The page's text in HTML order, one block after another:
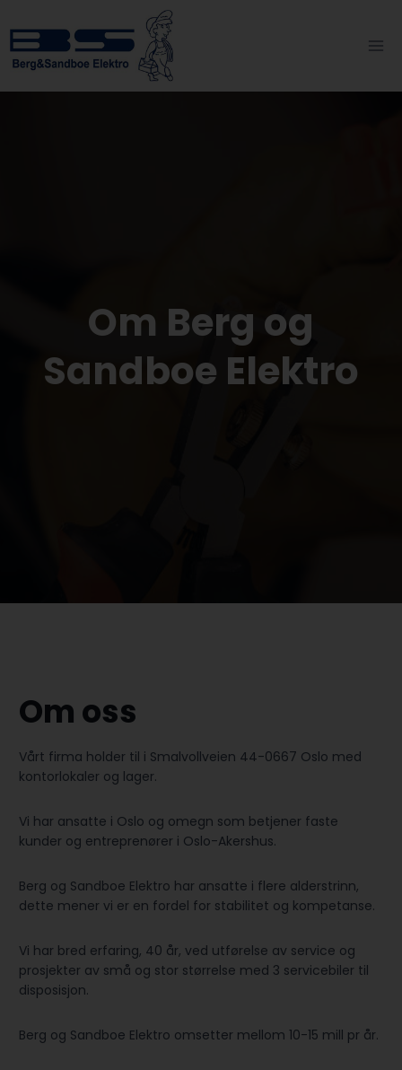
to
content
Om Berg og
Sandboe Elektro
Om oss
Vårt firma holder til i Smalvollveien 44-0667 Oslo med
kontorlokaler og lager.
Vi har ansatte i Oslo og omegn som betjener faste
kunder og entreprenører i Oslo-Akershus.
Berg og Sandboe Elektro har ansatte i flere alderstrinn,
dette mener vi er en fordel for stabilitet og kompetanse.
Vi har bred erfaring, 40 år, ved utførelse av service og
prosjekter av små og stor størrelse med 3 servicebiler til
disposisjon.
Berg og Sandboe Elektro omsetter mellom 10-15 mill pr år.